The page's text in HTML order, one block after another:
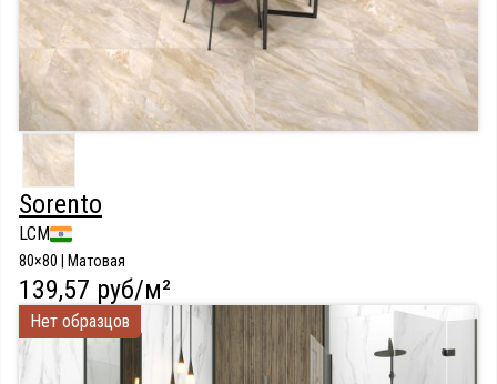
Sorento
LCM
80×80 | Матовая
139,57 руб/м²
Нет образцов